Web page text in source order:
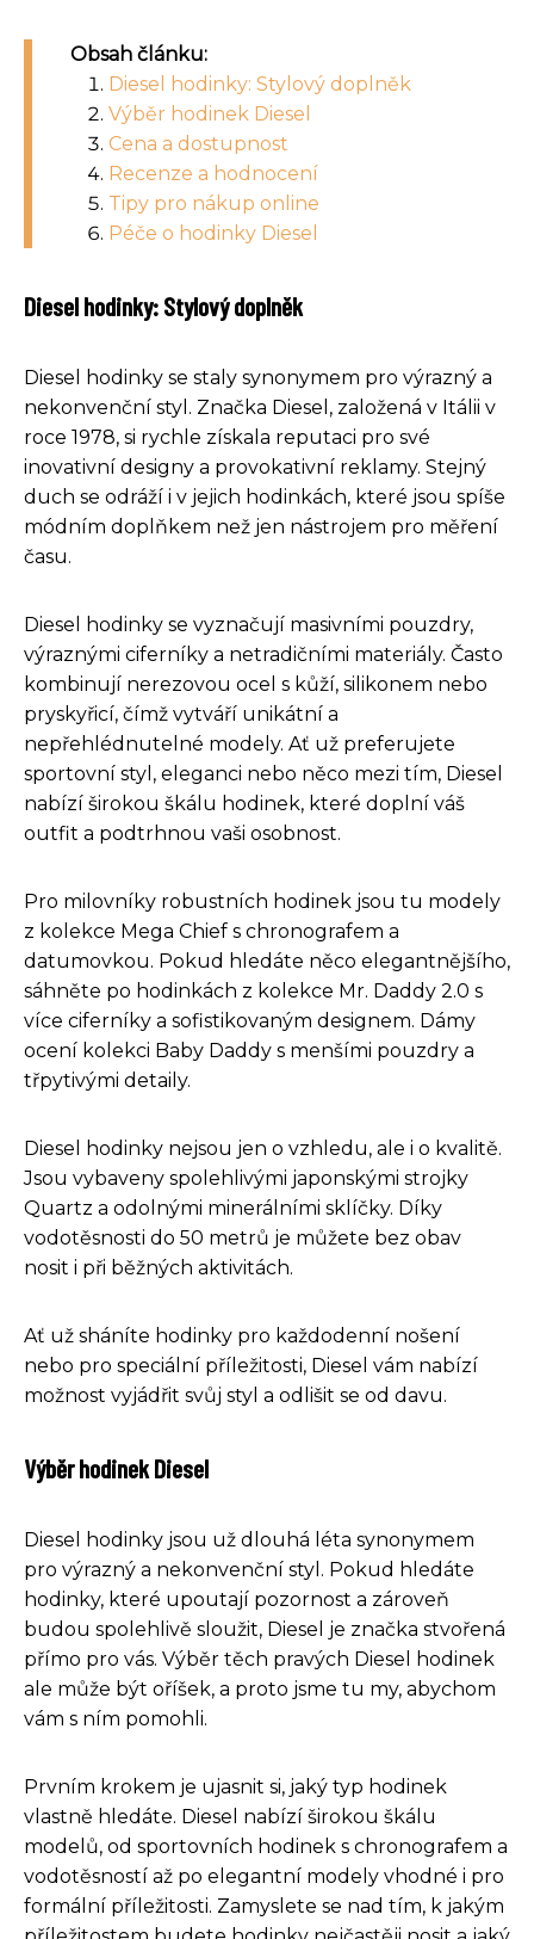
Obsah článku:
Diesel hodinky: Stylový doplněk
Výběr hodinek Diesel
Cena a dostupnost
Recenze a hodnocení
Tipy pro nákup online
Péče o hodinky Diesel
Diesel hodinky: Stylový doplněk
Diesel hodinky se staly synonymem pro výrazný a
nekonvenční styl. Značka Diesel, založená v Itálii v
roce 1978, si rychle získala reputaci pro své
inovativní designy a provokativní reklamy. Stejný
duch se odráží i v jejich hodinkách, které jsou spíše
módním doplňkem než jen nástrojem pro měření
času.
Diesel hodinky se vyznačují masivními pouzdry,
výraznými ciferníky a netradičními materiály. Často
kombinují nerezovou ocel s kůží, silikonem nebo
pryskyřicí, čímž vytváří unikátní a
nepřehlédnutelné modely. Ať už preferujete
sportovní styl, eleganci nebo něco mezi tím, Diesel
nabízí širokou škálu hodinek, které doplní váš
outfit a podtrhnou vaši osobnost.
Pro milovníky robustních hodinek jsou tu modely
z kolekce Mega Chief s chronografem a
datumovkou. Pokud hledáte něco elegantnějšího,
sáhněte po hodinkách z kolekce Mr. Daddy 2.0 s
více ciferníky a sofistikovaným designem. Dámy
ocení kolekci Baby Daddy s menšími pouzdry a
třpytivými detaily.
Diesel hodinky nejsou jen o vzhledu, ale i o kvalitě.
Jsou vybaveny spolehlivými japonskými strojky
Quartz a odolnými minerálními sklíčky. Díky
vodotěsnosti do 50 metrů je můžete bez obav
nosit i při běžných aktivitách.
Ať už sháníte hodinky pro každodenní nošení
nebo pro speciální příležitosti, Diesel vám nabízí
možnost vyjádřit svůj styl a odlišit se od davu.
Výběr hodinek Diesel
Diesel hodinky jsou už dlouhá léta synonymem
pro výrazný a nekonvenční styl. Pokud hledáte
hodinky, které upoutají pozornost a zároveň
budou spolehlivě sloužit, Diesel je značka stvořená
přímo pro vás. Výběr těch pravých Diesel hodinek
ale může být oříšek, a proto jsme tu my, abychom
vám s ním pomohli.
Prvním krokem je ujasnit si, jaký typ hodinek
vlastně hledáte. Diesel nabízí širokou škálu
modelů, od sportovních hodinek s chronografem a
vodotěsností až po elegantní modely vhodné i pro
formální příležitosti. Zamyslete se nad tím, k jakým